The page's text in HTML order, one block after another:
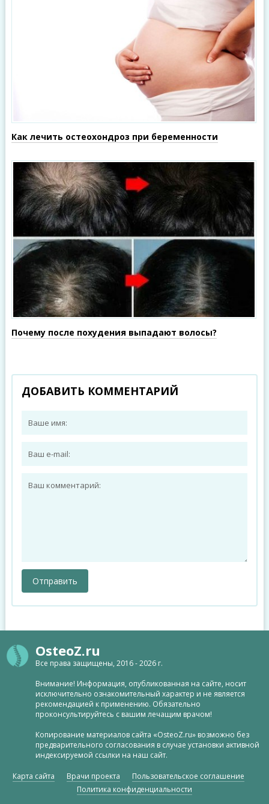
Как лечить остеохондроз при беременности
Почему после похудения выпадают волосы?
ДОБАВИТЬ КОММЕНТАРИЙ
OsteoZ.ru
Все права защищены, 2016 - 2026 г.
Внимание! Информация, опубликованная на сайте, носит
исключительно ознакомительный характер и не является
рекомендацией к применению. Обязательно
проконсультируйтесь с вашим лечащим врачом!
Копирование материалов сайта «OsteoZ.ru» возможно без
предварительного согласования в случае установки активной
индексируемой ссылки на наш сайт.
Карта сайта Врачи проекта
Пользовательское соглашение
Политика конфиденциальности